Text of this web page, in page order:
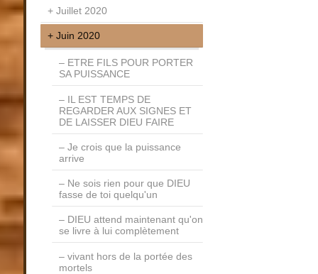
Juillet 2020
Juin 2020
ETRE FILS POUR PORTER
SA PUISSANCE
IL EST TEMPS DE
REGARDER AUX SIGNES ET
DE LAISSER DIEU FAIRE
Je crois que la puissance
arrive
Ne sois rien pour que DIEU
fasse de toi quelqu'un
DIEU attend maintenant qu'on
se livre à lui complètement
vivant hors de la portée des
mortels